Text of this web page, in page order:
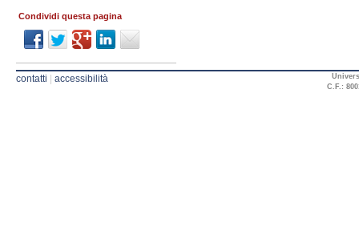
Condividi questa pagina
contatti | accessibilità
C.F.: